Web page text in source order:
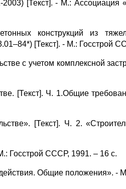
2003) [Текст]. - М.:
конструкций из
[Текст]. - М.: Госстрой
с учетом комплексной
[Текст]. Ч. 1.Общие
[Текст]. Ч. 2.
Госстрой СССР, 1991. – 16 с.
Общие положения». -